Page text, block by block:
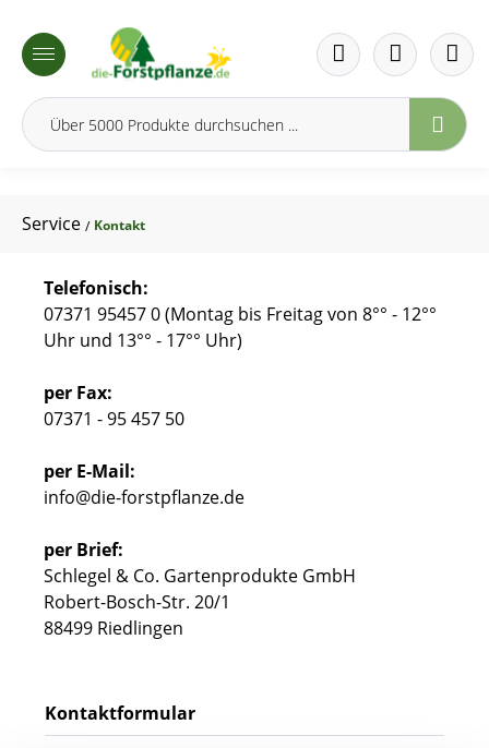
springen
Service / Kontakt
Telefonisch:
07371 95457 0 (Montag bis Freitag von 8°° - 12°°
Uhr und 13°° - 17°° Uhr)
per Fax:
07371 - 95 457 50
per E-Mail:
info@die-forstpflanze.de
per Brief:
Schlegel & Co. Gartenprodukte GmbH
Robert-Bosch-Str. 20/1
88499 Riedlingen
Kontaktformular